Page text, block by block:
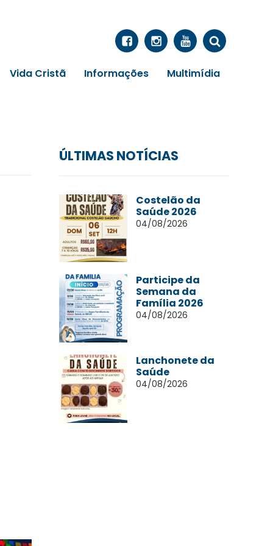
Vida Cristã Informações Multimídia
ÚLTIMAS NOTÍCIAS
Costelão da
Saúde 2026
04/08/2026
Participe da
Semana da
Família 2026
04/08/2026
Lanchonete da
Saúde
04/08/2026